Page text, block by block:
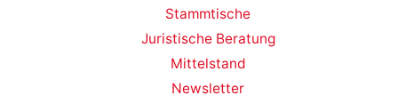
Stammtische
Juristische Beratung
Mittelstand
Newsletter